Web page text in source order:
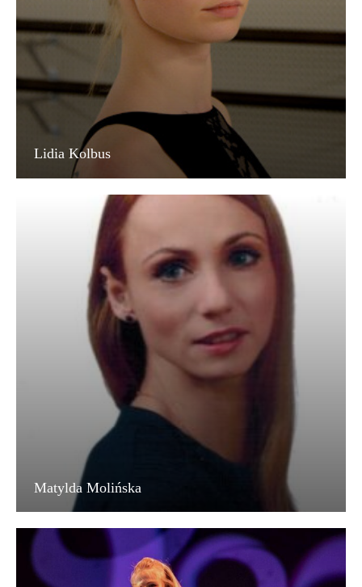
Lidia Kolbus
Matylda Molińska